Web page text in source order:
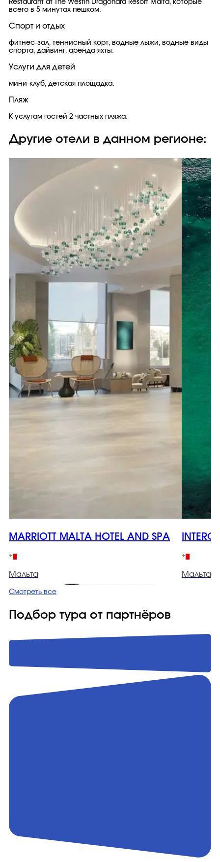
Restaurant at The Westin Dragonara Resort Malta, которые
всего в 5 минутах пешком.
Спорт и отдых
фитнес-зал, теннисный корт, водные лыжи, водные виды
спорта, дайвинг, аренда яхты.
Услуги для детей
мини-клуб, детская площадка.
Пляж
К услугам гостей 2 частных пляжа.
Другие отели в данном регионе:
MARRIOTT MALTA HOTEL AND SPA
Мальта Мальта
Смотреть все
Подбор тура от партнёров